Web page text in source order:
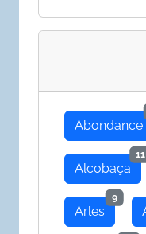
Abondance
Alcobaça
11
Arles
9